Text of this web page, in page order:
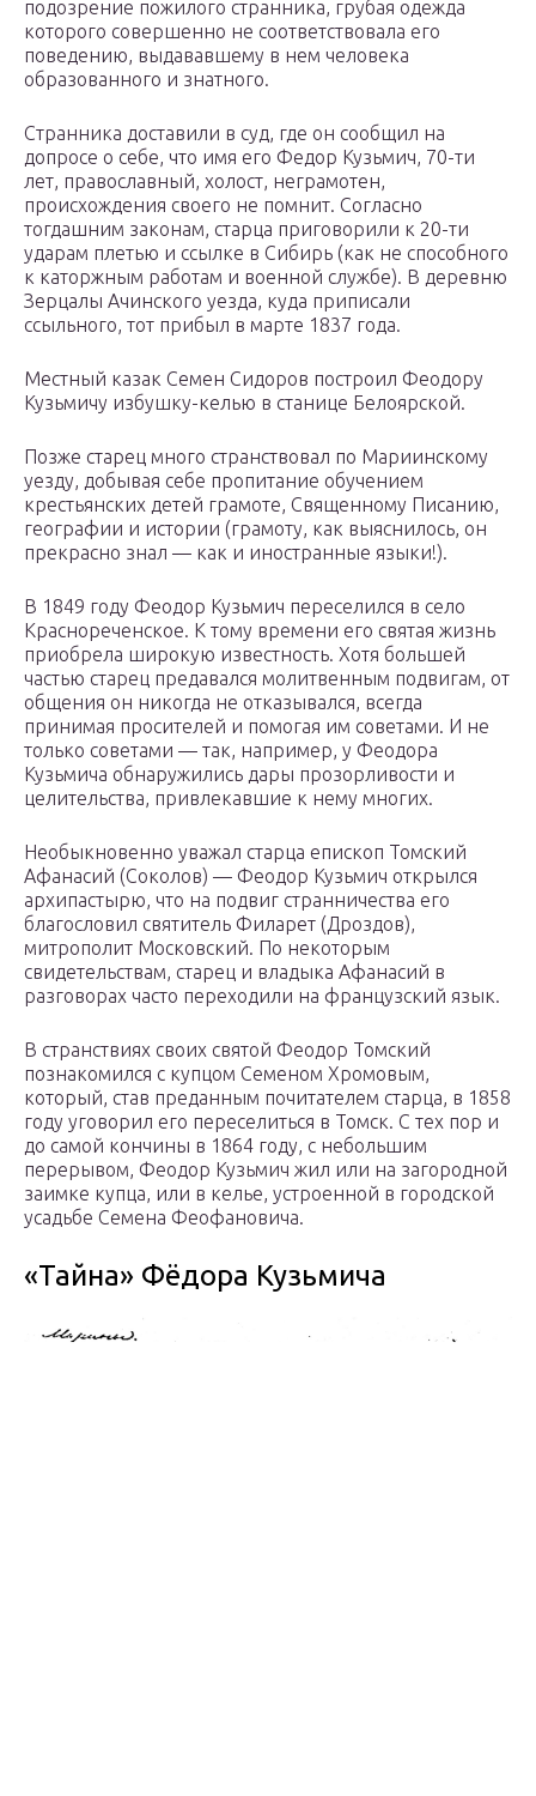
подозрение пожилого странника, грубая одежда
которого совершенно не соответствовала его
поведению, выдававшему в нем человека
образованного и знатного.
Странника доставили в суд, где он сообщил на
допросе о себе, что имя его Федор Кузьмич, 70-ти
лет, православный, холост, неграмотен,
происхождения своего не помнит. Согласно
тогдашним законам, старца приговорили к 20-ти
ударам плетью и ссылке в Сибирь (как не способного
к каторжным работам и военной службе). В деревню
Зерцалы Ачинского уезда, куда приписали
ссыльного, тот прибыл в марте 1837 года.
Местный казак Семен Сидоров построил Феодору
Кузьмичу избушку-келью в станице Белоярской.
Позже старец много странствовал по Мариинскому
уезду, добывая себе пропитание обучением
крестьянских детей грамоте, Священному Писанию,
географии и истории (грамоту, как выяснилось, он
прекрасно знал — как и иностранные языки!).
В 1849 году Феодор Кузьмич переселился в село
Краснореченское. К тому времени его святая жизнь
приобрела широкую известность. Хотя большей
частью старец предавался молитвенным подвигам, от
общения он никогда не отказывался, всегда
принимая просителей и помогая им советами. И не
только советами — так, например, у Феодора
Кузьмича обнаружились дары прозорливости и
целительства, привлекавшие к нему многих.
Необыкновенно уважал старца епископ Томский
Афанасий (Соколов) — Феодор Кузьмич открылся
архипастырю, что на подвиг странничества его
благословил святитель Филарет (Дроздов),
митрополит Московский. По некоторым
свидетельствам, старец и владыка Афанасий в
разговорах часто переходили на французский язык.
В странствиях своих святой Феодор Томский
познакомился с купцом Семеном Хромовым,
который, став преданным почитателем старца, в 1858
году уговорил его переселиться в Томск. С тех пор и
до самой кончины в 1864 году, с небольшим
перерывом, Феодор Кузьмич жил или на загородной
заимке купца, или в келье, устроенной в городской
усадьбе Семена Феофановича.
«Тайна» Фёдора Кузьмича